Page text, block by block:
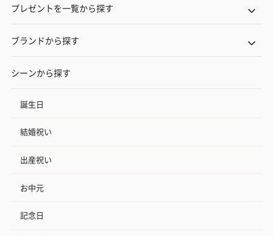
ハンドタオル・ハンカチを同梱してお届けいたします。ギフトへ
の＋αにおすすめです。
ンク）（1,760円）
プレゼントを一覧から探す
ブランドから探す
シーンから探す
誕生日
結婚祝い
出産祝い
お中元
記念日